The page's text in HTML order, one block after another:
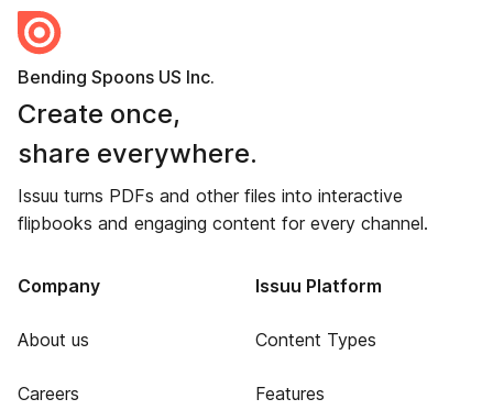
Bending Spoons US Inc.
Create once,
share everywhere.
Issuu turns PDFs and other files into interactive
flipbooks and engaging content for every channel.
Company
About us
Careers
Issuu Platform
Content Types
Features